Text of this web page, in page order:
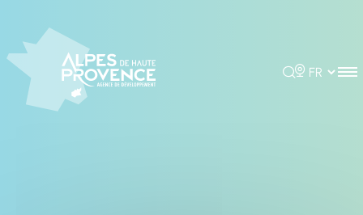
Rechercher
Choisir la